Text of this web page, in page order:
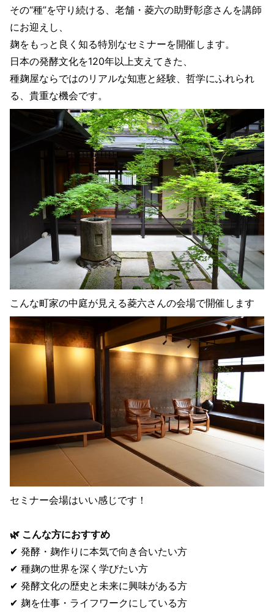
その“種”を守り続ける、老舗・菱六の助野彰彦さんを講師
にお迎えし、
麹をもっと良く知る特別なセミナーを開催します。
日本の発酵文化を120年以上支えてきた、
種麹屋ならではのリアルな知恵と経験、哲学にふれられ
る、貴重な機会です。
こんな町家の中庭が見える菱六さんの会場で開催します
セミナー会場はいい感じです！
🌿 こんな方におすすめ
✔ 発酵・麹作りに本気で向き合いたい方
✔ 種麹の世界を深く学びたい方
✔ 発酵文化の歴史と未来に興味がある方
✔ 麹を仕事・ライフワークにしている方